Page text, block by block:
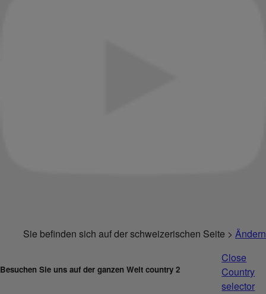
Sie befinden sich auf der schweizerischen Seite > Ändern
Besuchen Sie uns auf der ganzen Welt country 2
Close
Country
selector